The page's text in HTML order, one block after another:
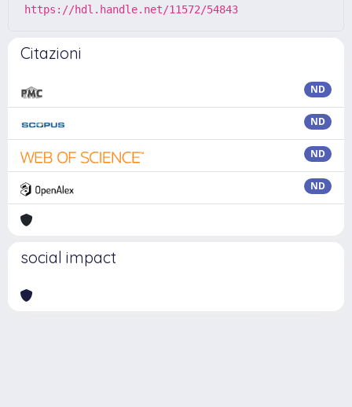
https://hdl.handle.net/11572/54843
Citazioni
ND
ND
ND
ND
social impact